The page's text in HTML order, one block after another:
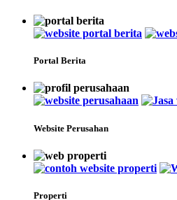
Portal Berita
Website Perusahan
Properti